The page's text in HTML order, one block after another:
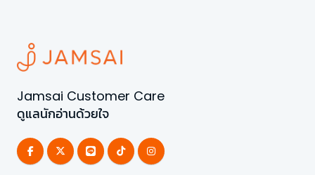
Jamsai Customer Care
ดูแลนักอ่านด้วยใจ